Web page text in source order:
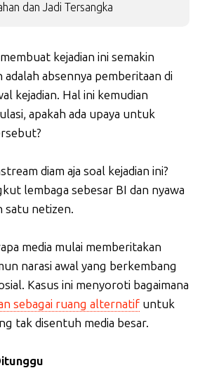
dan Jadi Tersangka
kejadian ini semakin
absennya pemberitaan di
kejadian. Hal ini kemudian
apakah ada upaya untuk
diam aja soal kejadian ini?
lembaga sebesar BI dan nyawa
satu netizen.
media mulai memberitakan
narasi awal yang berkembang
Kasus ini menyoroti bagaimana
sebagai ruang alternatif untuk
tak disentuh media besar.